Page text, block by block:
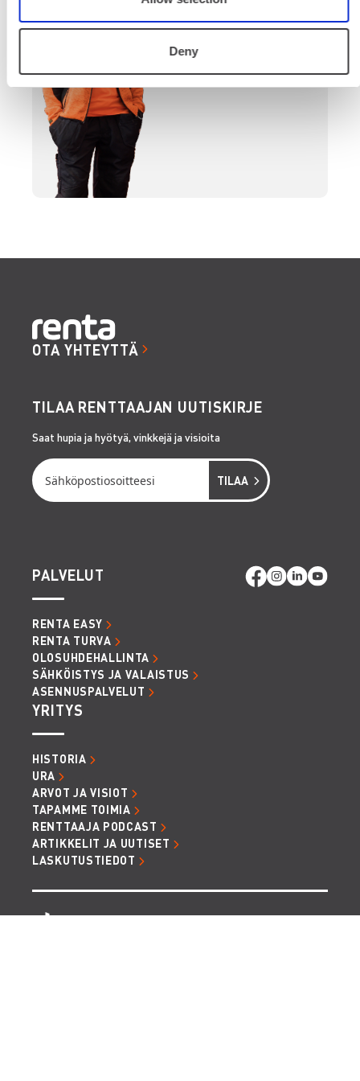
Deny
OTA YHTEYTTÄ
TILAA RENTTAAJAN UUTISKIRJE
Saat hupia ja hyötyä, vinkkejä ja visioita
PALVELUT
RENTA EASY
RENTA TURVA
OLOSUHDEHALLINTA
SÄHKÖISTYS JA VALAISTUS
ASENNUSPALVELUT
YRITYS
HISTORIA
URA
ARVOT JA VISIOT
TAPAMME TOIMIA
RENTTAAJA PODCAST
ARTIKKELIT JA UUTISET
LASKUTUSTIEDOT